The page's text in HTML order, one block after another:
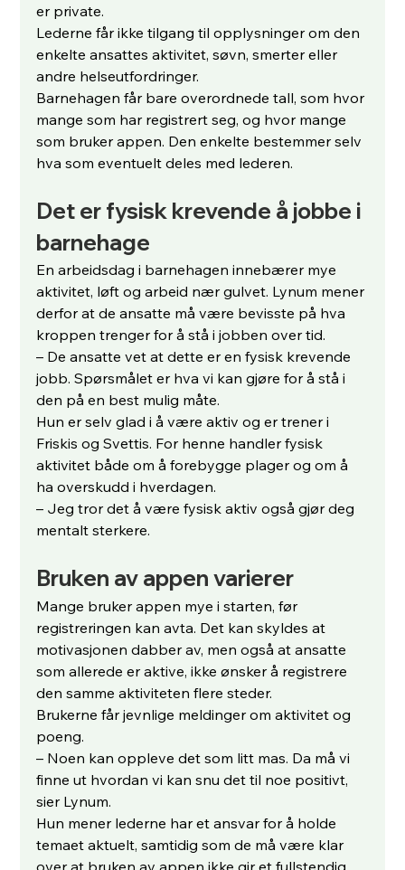
er private.
Lederne får ikke tilgang til opplysninger om den
enkelte ansattes aktivitet, søvn, smerter eller
andre helseutfordringer.
Barnehagen får bare overordnede tall, som hvor
mange som har registrert seg, og hvor mange
som bruker appen. Den enkelte bestemmer selv
hva som eventuelt deles med lederen.
Det er fysisk krevende å jobbe i
barnehage
En arbeidsdag i barnehagen innebærer mye
aktivitet, løft og arbeid nær gulvet. Lynum mener
derfor at de ansatte må være bevisste på hva
kroppen trenger for å stå i jobben over tid.
– De ansatte vet at dette er en fysisk krevende
jobb. Spørsmålet er hva vi kan gjøre for å stå i
den på en best mulig måte.
Hun er selv glad i å være aktiv og er trener i
Friskis og Svettis. For henne handler fysisk
aktivitet både om å forebygge plager og om å
ha overskudd i hverdagen.
– Jeg tror det å være fysisk aktiv også gjør deg
mentalt sterkere.
Bruken av appen varierer
Mange bruker appen mye i starten, før
registreringen kan avta. Det kan skyldes at
motivasjonen dabber av, men også at ansatte
som allerede er aktive, ikke ønsker å registrere
den samme aktiviteten flere steder.
Brukerne får jevnlige meldinger om aktivitet og
poeng.
– Noen kan oppleve det som litt mas. Da må vi
finne ut hvordan vi kan snu det til noe positivt,
sier Lynum.
Hun mener lederne har et ansvar for å holde
temaet aktuelt, samtidig som de må være klar